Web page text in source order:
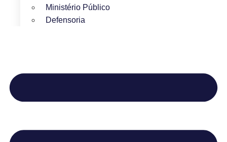
Ministério Público
Defensoria